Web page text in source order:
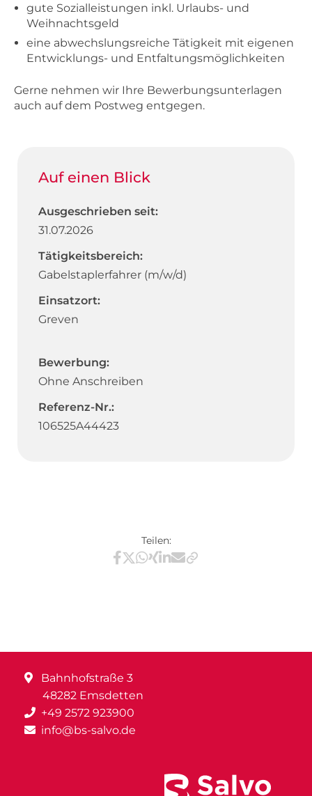
gute Sozialleistungen inkl. Urlaubs- und
Weihnachtsgeld
eine abwechslungsreiche Tätigkeit mit eigenen
Entwicklungs- und Entfaltungsmöglichkeiten
Gerne nehmen wir Ihre Bewerbungsunterlagen
auch auf dem Postweg entgegen.
Auf einen Blick
Ausgeschrieben seit:
31.07.2026
Tätigkeitsbereich:
Gabelstaplerfahrer (m/w/d)
Einsatzort:
Greven
Bewerbung:
Ohne Anschreiben
Referenz-Nr.:
106525A44423
Teilen:
Teilen via Facebook
Teilen via X / Twitter
Teilen via WhatsApp
Teilen via Xing
Teilen via LinkedIn
Teilen via E-Mail
Bahnhofstraße 3
48282 Emsdetten
+49 2572 923900
info@bs-salvo.de